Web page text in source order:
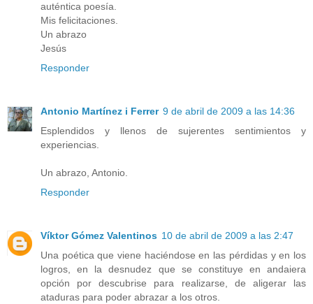
auténtica poesía.
Mis felicitaciones.
Un abrazo
Jesús
Responder
Antonio Martínez i Ferrer 9 de abril de 2009 a las 14:36
Esplendidos y llenos de sujerentes sentimientos y
experiencias.
Un abrazo, Antonio.
Responder
Víktor Gómez Valentinos 10 de abril de 2009 a las 2:47
Una poética que viene haciéndose en las pérdidas y en los
logros, en la desnudez que se constituye en andaiera
opción por descubrise para realizarse, de aligerar las
ataduras para poder abrazar a los otros.